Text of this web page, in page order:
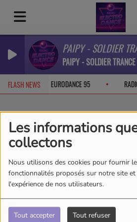
Les informations
collectons
Nous utilisons des cookies pour fournir
fonctionnalités proposés sur notre site
l'expérience de nos utilisateurs.
Tout accepter Tout refuser
PAIPY - SOLDIER
PAIPY - SOLDIER TRANCE
FLASH NEWS EURODANCE 95
MASCOTTE
ELECTRO
24 MAI 2026